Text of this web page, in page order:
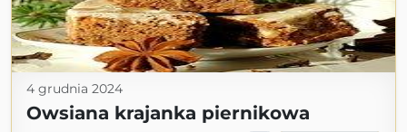
4 grudnia 2024
Owsiana krajanka piernikowa